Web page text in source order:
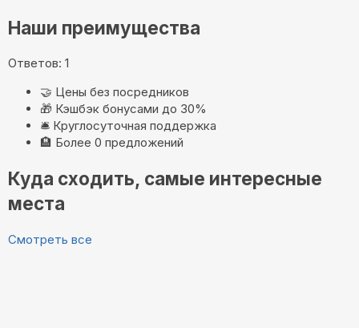
Наши преимущества
Ответов: 1
🤝 Цены без посредников
🎁 Кэшбэк бонусами до 30%
🛎️ Круглосуточная поддержка
🏨 Более 0 предложений
Куда сходить, самые интересные
места
Смотреть все